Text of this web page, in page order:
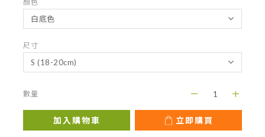
顏色
尺寸
數量
加入購物車 立即購買